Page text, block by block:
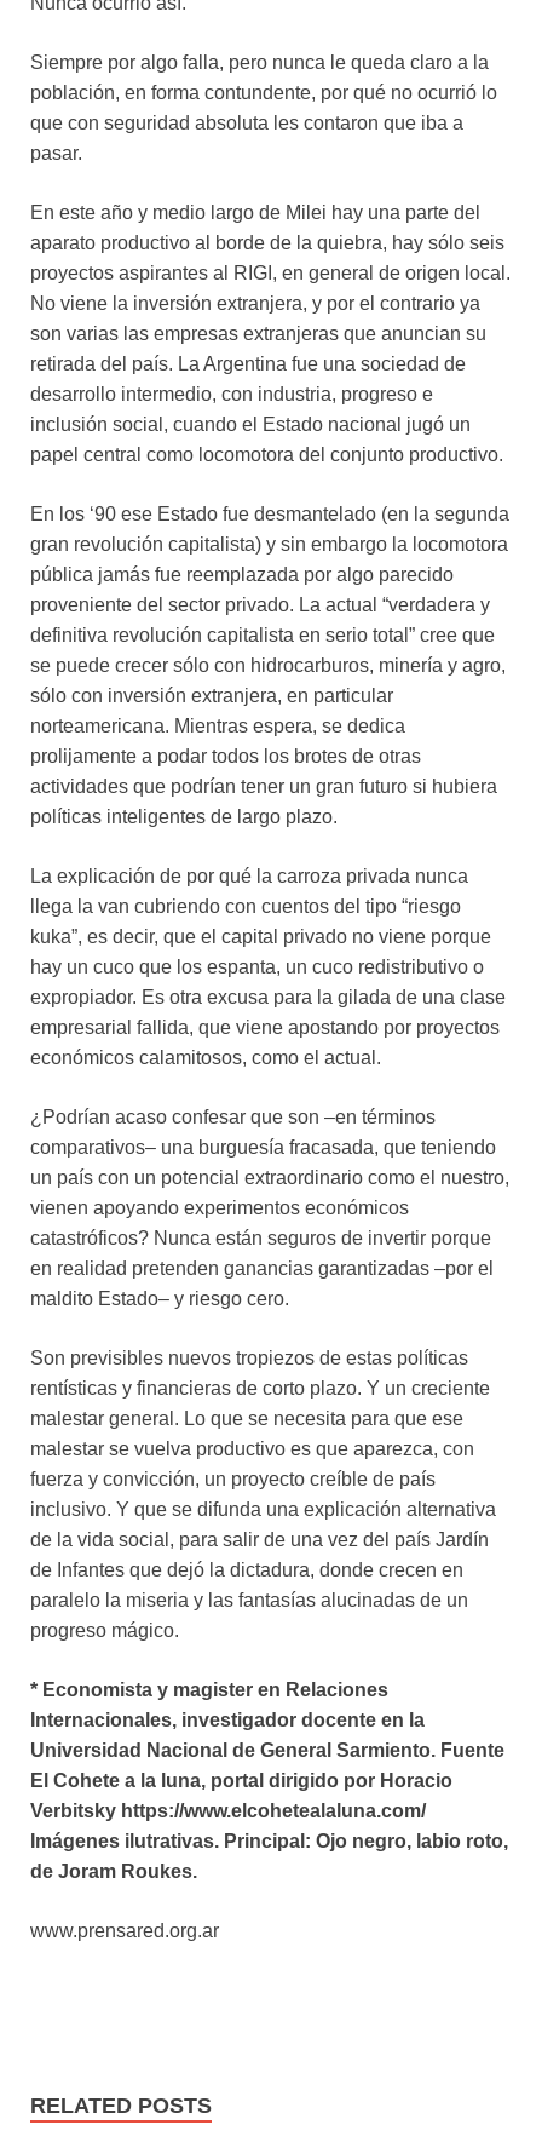
Siempre por algo falla, pero nunca le queda claro a la
población, en forma contundente, por qué no ocurrió lo
que con seguridad absoluta les contaron que iba a
pasar.
En este año y medio largo de Milei hay una parte del
aparato productivo al borde de la quiebra, hay sólo seis
proyectos aspirantes al RIGI, en general de origen local.
No viene la inversión extranjera, y por el contrario ya
son varias las empresas extranjeras que anuncian su
retirada del país. La Argentina fue una sociedad de
desarrollo intermedio, con industria, progreso e
inclusión social, cuando el Estado nacional jugó un
papel central como locomotora del conjunto productivo.
En los ‘90 ese Estado fue desmantelado (en la segunda
gran revolución capitalista) y sin embargo la locomotora
pública jamás fue reemplazada por algo parecido
proveniente del sector privado. La actual “verdadera y
definitiva revolución capitalista en serio total” cree que
se puede crecer sólo con hidrocarburos, minería y agro,
sólo con inversión extranjera, en particular
norteamericana. Mientras espera, se dedica
prolijamente a podar todos los brotes de otras
actividades que podrían tener un gran futuro si hubiera
políticas inteligentes de largo plazo.
La explicación de por qué la carroza privada nunca
llega la van cubriendo con cuentos del tipo “riesgo
kuka”, es decir, que el capital privado no viene porque
hay un cuco que los espanta, un cuco redistributivo o
expropiador. Es otra excusa para la gilada de una clase
empresarial fallida, que viene apostando por proyectos
económicos calamitosos, como el actual.
¿Podrían acaso confesar que son –en términos
comparativos– una burguesía fracasada, que teniendo
un país con un potencial extraordinario como el nuestro,
vienen apoyando experimentos económicos
catastróficos? Nunca están seguros de invertir porque
en realidad pretenden ganancias garantizadas –por el
maldito Estado– y riesgo cero.
Son previsibles nuevos tropiezos de estas políticas
rentísticas y financieras de corto plazo. Y un creciente
malestar general. Lo que se necesita para que ese
malestar se vuelva productivo es que aparezca, con
fuerza y convicción, un proyecto creíble de país
inclusivo. Y que se difunda una explicación alternativa
de la vida social, para salir de una vez del país Jardín
de Infantes que dejó la dictadura, donde crecen en
paralelo la miseria y las fantasías alucinadas de un
progreso mágico.
* Economista y magister en Relaciones
Internacionales, investigador docente en la
Universidad Nacional de General Sarmiento. Fuente
El Cohete a la luna, portal dirigido por Horacio
Verbitsky https://www.elcohetealaluna.com/
Imágenes ilutrativas. Principal: Ojo negro, labio roto,
de Joram Roukes.
www.prensared.org.ar
RELATED POSTS